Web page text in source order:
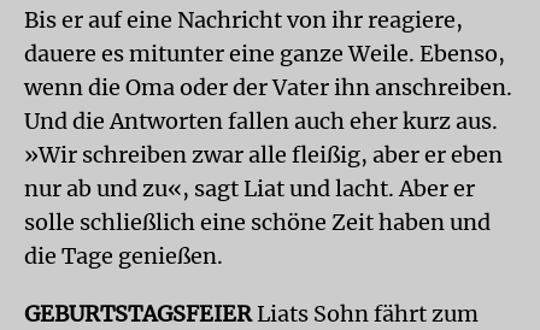
Bis er auf eine Nachricht von ihr reagiere,
dauere es mitunter eine ganze Weile. Ebenso,
wenn die Oma oder der Vater ihn anschreiben.
Und die Antworten fallen auch eher kurz aus.
»Wir schreiben zwar alle fleißig, aber er eben
nur ab und zu«, sagt Liat und lacht. Aber er
solle schließlich eine schöne Zeit haben und
die Tage genießen.
GEBURTSTAGSFEIERLiats Sohn fährt zum